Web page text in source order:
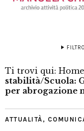
Ti trovi qui: Home
stabilità/Scuola:
per abrogazione
ATTUALITÀ ,